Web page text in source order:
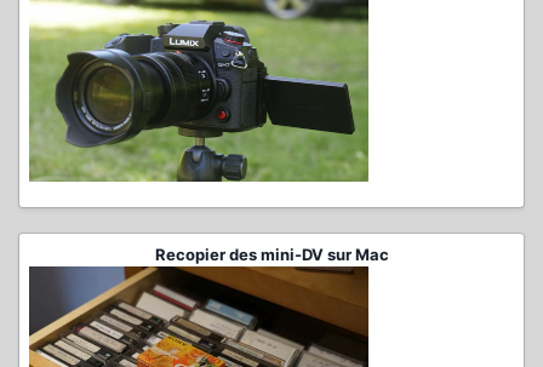
Recopier des mini-DV sur Mac